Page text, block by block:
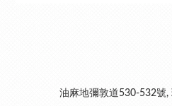
油麻地彌敦道530-532號